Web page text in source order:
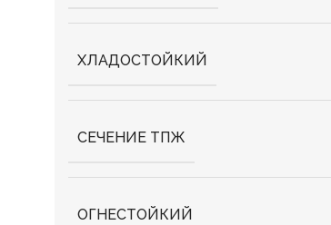
ХЛАДОСТОЙКИЙ
СЕЧЕНИЕ ТПЖ
ОГНЕСТОЙКИЙ